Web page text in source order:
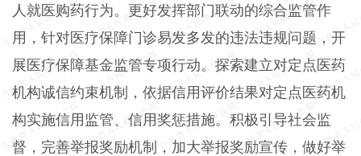
人就医购药行为。更好发挥部门联动的综合监管作
用，针对医疗保障门诊易发多发的违法违规问题，开
展医疗保障基金监管专项行动。探索建立对定点医药
机构诚信约束机制，依据信用评价结果对定点医药机
构实施信用监管、信用奖惩措施。积极引导社会监
督，完善举报奖励机制，加大举报奖励宣传，做好举